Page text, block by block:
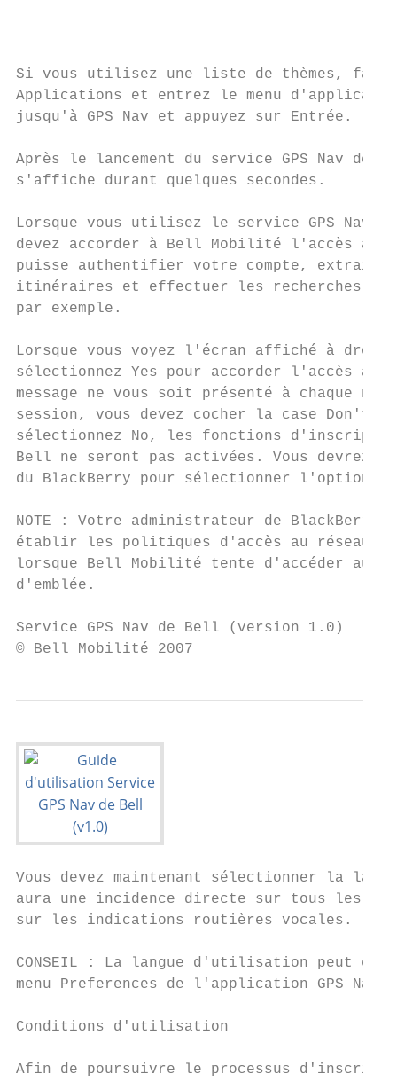
Si vous utilisez une liste de thèmes,
Applications et entrez le menu
jusqu'à GPS Nav et appuyez sur Entrée.
Après le lancement du service GPS Nav de
s'affiche durant quelques secondes.
Lorsque vous utilisez le service GPS Nav
devez accorder à Bell Mobilité l'accès au
puisse authentifier votre compte,
itinéraires et effectuer les recherches,
par exemple.
Lorsque vous voyez l'écran affiché à
sélectionnez Yes pour accorder l'accès au
message ne vous soit présenté à chaque
session, vous devez cocher la case Don't
sélectionnez No, les fonctions d'inscription
Bell ne seront pas activées. Vous
du BlackBerry pour sélectionner l'option
NOTE : Votre administrateur de BlackBerry
établir les politiques d'accès au réseau
lorsque Bell Mobilité tente d'accéder au
d'emblée.
Service GPS Nav de Bell (version
© Bell Mobilité 2007
Vous devez maintenant sélectionner la
aura une incidence directe sur tous les
sur les indications routières vocales.
CONSEIL : La langue d'utilisation peut
menu Preferences de l'application GPS Nav.
Conditions d'utilisation
Afin de poursuivre le processus